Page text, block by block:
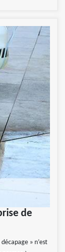
de
» n’est